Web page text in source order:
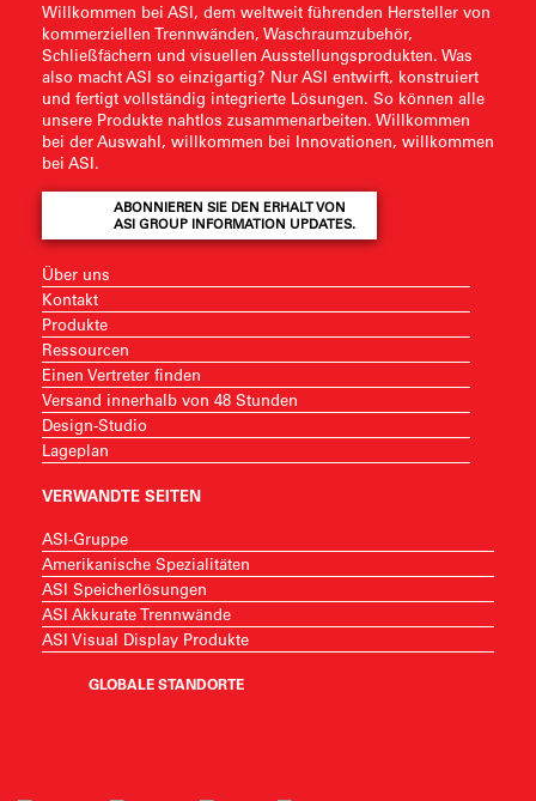
Willkommen bei ASI, dem weltweit führenden Hersteller von
kommerziellen Trennwänden, Waschraumzubehör,
Schließfächern und visuellen Ausstellungsprodukten. Was
also macht ASI so einzigartig? Nur ASI entwirft, konstruiert
und fertigt vollständig integrierte Lösungen. So können alle
unsere Produkte nahtlos zusammenarbeiten. Willkommen
bei der Auswahl, willkommen bei Innovationen, willkommen
bei ASI.
ABONNIEREN SIE DEN ERHALT VON
ASI GROUP INFORMATION UPDATES.
Über uns
Kontakt
Produkte
Ressourcen
Einen Vertreter finden
Versand innerhalb von 48 Stunden
Design-Studio
Lageplan
VERWANDTE SEITEN
ASI-Gruppe
Amerikanische Spezialitäten
ASI Speicherlösungen
ASI Akkurate Trennwände
ASI Visual Display Produkte
GLOBALE STANDORTE